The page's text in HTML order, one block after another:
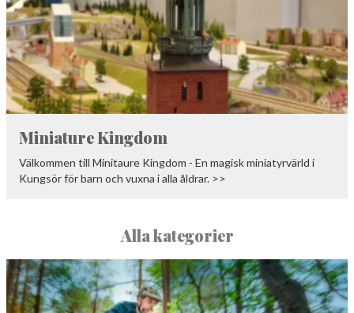
Miniature Kingdom
Välkommen till Minitaure Kingdom - En magisk miniatyrvärld i
Kungsör för barn och vuxna i alla åldrar. >>
Alla kategorier